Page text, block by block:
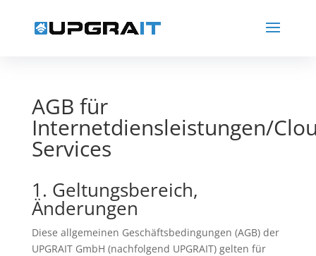
AGB für
Internetdiensleistungen/
Services
1. Geltungsbereich,
Änderungen
Diese allgemeinen Geschäftsbedingungen (AGB) der
UPGRAIT GmbH (nachfolgend UPGRAIT) gelten für